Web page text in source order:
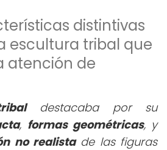
distintivas
escultura tribal que
atención de
destacaba por su
, formas geométricas, y
no realistade las figuras